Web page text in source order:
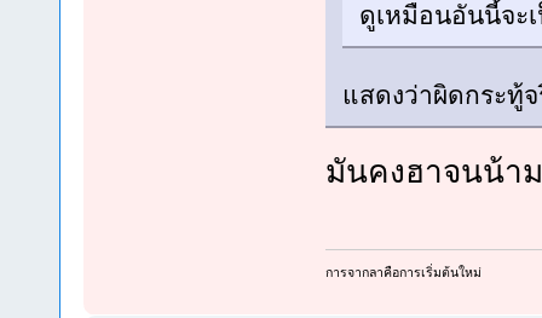
ดูเหมือนอันนี้จะ
แสดงว่าผิดกระทู้
มันคงฮาจนน้
การจากลาคือการเริ่มต้นใหม่